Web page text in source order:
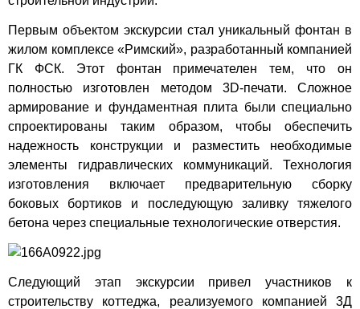
Первым объектом экскурсии стал уникальный фонтан в
жилом комплексе «Римский», разработанный компанией
ГК ФСК. Этот фонтан примечателен тем, что он
полностью изготовлен методом 3D-печати. Сложное
армирование и фундаментная плита были специально
спроектированы таким образом, чтобы обеспечить
надежность конструкции и разместить необходимые
элементы гидравлических коммуникаций. Технология
изготовления включает предварительную сборку
боковых бортиков и последующую заливку тяжелого
бетона через специальные технологические отверстия.
Следующий этап экскурсии привел участников к
строительству коттеджа, реализуемого компанией 3Д